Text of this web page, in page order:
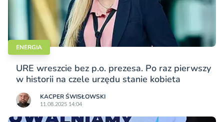
ENERGIA
URE wreszcie bez p.o. prezesa. Po raz pierwszy
w historii na czele urzędu stanie kobieta
KACPER ŚWISŁO­WSKI
11.08.2025 14:04